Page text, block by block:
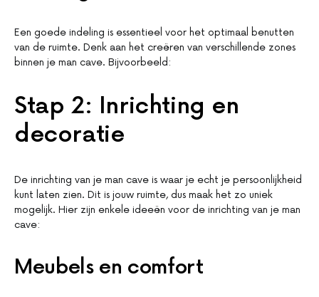
Een goede indeling is essentieel voor het optimaal benutten
van de ruimte. Denk aan het creëren van verschillende zones
binnen je man cave. Bijvoorbeeld:
Stap 2: Inrichting en
decoratie
De inrichting van je man cave is waar je echt je persoonlijkheid
kunt laten zien. Dit is jouw ruimte, dus maak het zo uniek
mogelijk. Hier zijn enkele ideeën voor de inrichting van je man
cave:
Meubels en comfort